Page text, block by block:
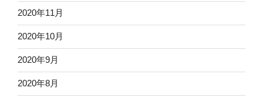
2020年11月
2020年10月
2020年9月
2020年8月